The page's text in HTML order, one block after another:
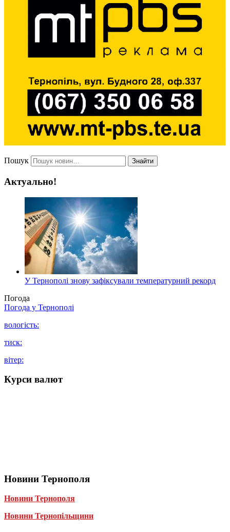
Пошук Знайти
Актуально!
У Тернополі знову зафіксували температурний рекорд
Погода
Погода у Тернополі
вологість:
тиск:
вітер:
Курси валют
Новини Тернополя
Новини Тернополя
Новини Тернопільщини